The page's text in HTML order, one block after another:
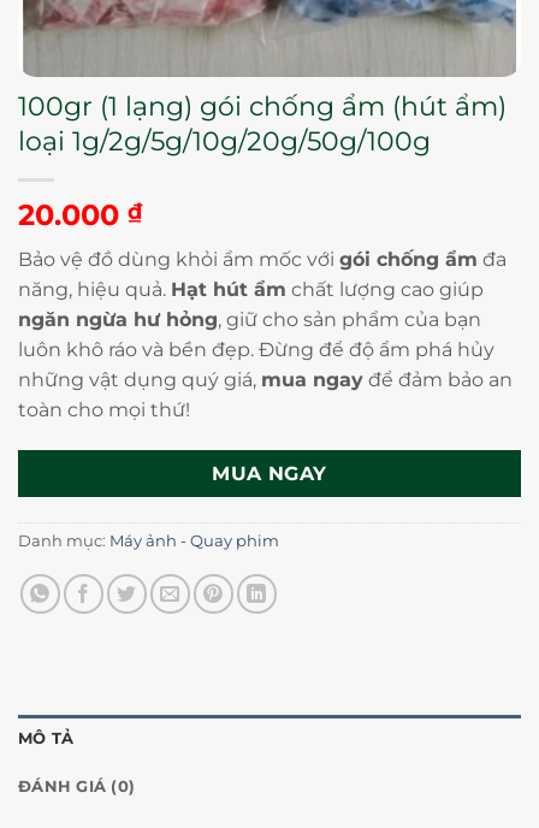
100gr (1 lạng) gói chống ẩm (hút ẩm)
loại 1g/2g/5g/10g/20g/50g/100g
20.000 ₫
Bảo vệ đồ dùng khỏi ẩm mốc với gói chống ẩm đa
năng, hiệu quả. Hạt hút ẩm chất lượng cao giúp
ngăn ngừa hư hỏng, giữ cho sản phẩm của bạn
luôn khô ráo và bền đẹp. Đừng để độ ẩm phá hủy
những vật dụng quý giá, mua ngay để đảm bảo an
toàn cho mọi thứ!
MUA NGAY
Danh mục: Máy ảnh - Quay phim
MÔ TẢ
ĐÁNH GIÁ (0)